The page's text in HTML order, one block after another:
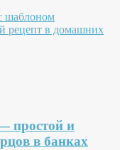
шаблоном
рецепт в домашних
простой и
в банках